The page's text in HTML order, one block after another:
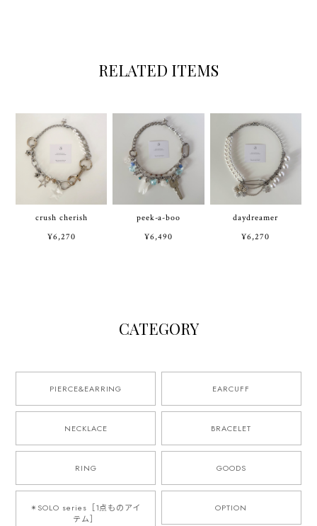
RELATED ITEMS
crush cherish
¥6,270
peek-a-boo
¥6,490
daydreamer
¥6,270
CATEGORY
PIERCE&EARRING EARCUFF
NECKLACE BRACELET
RING GOODS
✴︎SOLO series［1点ものアイ
テム］
OPTION